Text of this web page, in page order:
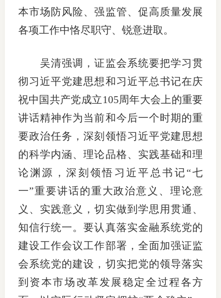
案情解
热线问
政策法
网上投
投教委
调解委
在线调
本市场防风险、强监管、促高质量发展
各项工作中恪尽职守、锐意进取。
吴清强调，证监会系统要把学习贯
彻习近平党建思想和习近平总书记在庆
祝中国共产党成立105周年大会上的重要
讲话精神作为当前和今后一个时期的重
要政治任务，深刻领悟习近平党建思想
的科学内涵、理论品格、实践基础和理
论渊源，深刻领悟习近平总书记“七
一”重要讲话的重大政治意义、理论意
义、实践意义，切实做到学思用贯通、
知信行统一。要认真落实金融系统党的
建设工作会议工作部署，全面加强证监
会系统党的建设，切实把党的领导落实
到资本市场改革发展稳定全过程各方